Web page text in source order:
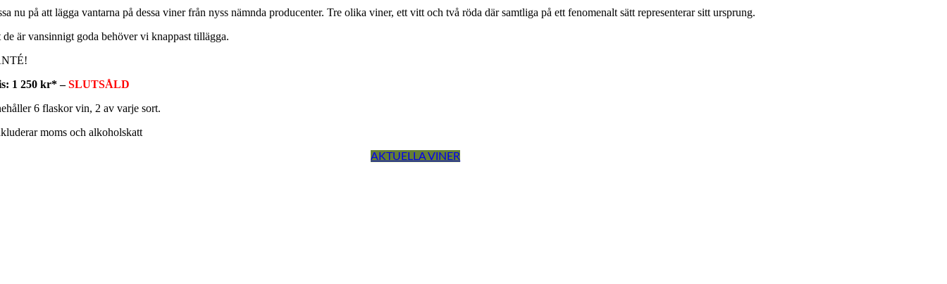
nu på att lägga vantarna på dessa viner från nyss nämnda producenter. Tre olika viner, ett vitt och två röda där samtliga på ett fenomenalt sätt representerar sitt ursprung.
är vansinnigt goda behöver vi knappast tillägga.
1 250 kr* –SLUTSÅLD
6 flaskor vin, 2 av varje sort.
moms och alkoholskatt
AKTUELLA VINER